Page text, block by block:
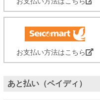
お支払い方法はこちら
あと払い（ペイディ）